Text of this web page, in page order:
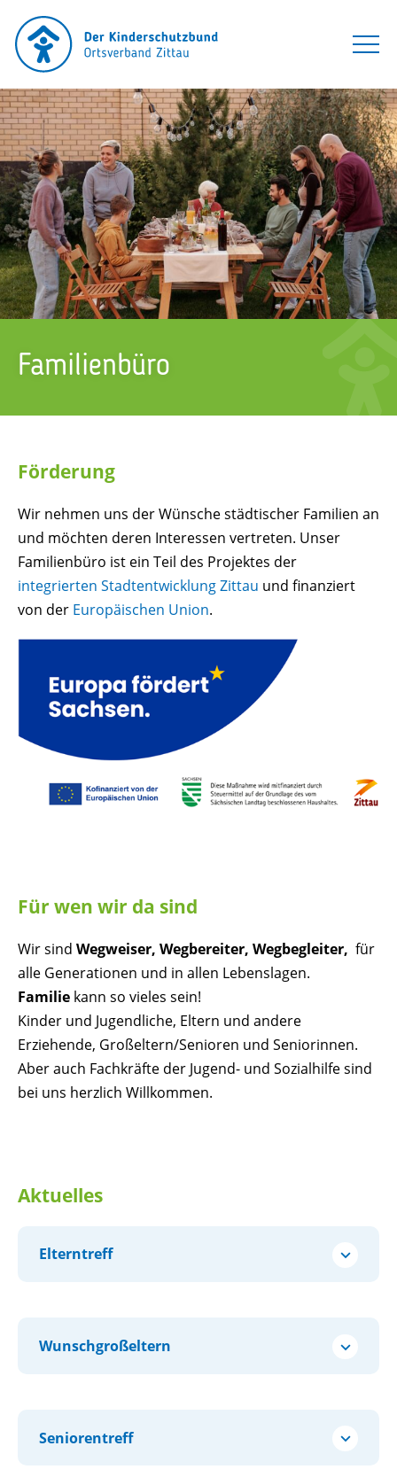
Familienbüro
Förderung
Wir nehmen uns der Wünsche städtischer Familien an
und möchten deren Interessen vertreten. Unser
Familienbüro ist ein Teil des Projektes der
integrierten Stadtentwicklung Zittau und finanziert
von der Europäischen Union.
Für wen wir da sind
Wir sind Wegweiser, Wegbereiter, Wegbegleiter, für
alle Generationen und in allen Lebenslagen.
Familie kann so vieles sein!
Kinder und Jugendliche, Eltern und andere
Erziehende, Großeltern/Senioren und Seniorinnen.
Aber auch Fachkräfte der Jugend- und Sozialhilfe sind
bei uns herzlich Willkommen.
Aktuelles
Elterntreff
Wunschgroßeltern
Seniorentreff